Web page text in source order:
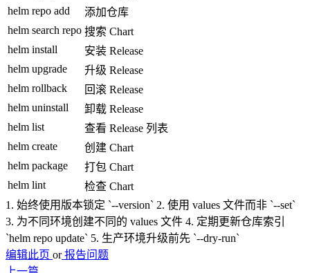
helm repo add
添加仓库
helm search repo 搜索 Chart
helm install
安装 Release
helm upgrade
升级 Release
helm rollback
回滚 Release
helm uninstall
卸载 Release
helm list
查看 Release 列表
helm create
创建 Chart
helm package
打包 Chart
helm lint
检查 Chart
1. 始终使用版本锁定 `--version` 2. 使用 values 文件而非 `--set`
3. 为不同环境创建不同的 values 文件 4. 定期更新仓库索引
`helm repo update` 5. 生产环境升级前先 `--dry-run`
编辑此页 or报告问题